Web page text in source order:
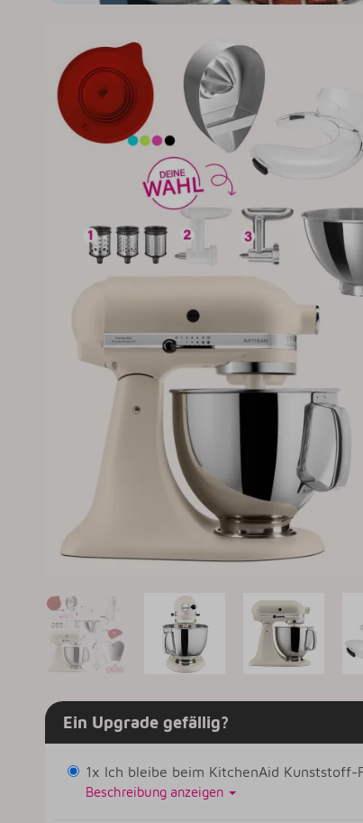
Ein Upgrade gefällig?
1x Ich bleibe beim KitchenAid Kunststoff-
Beschreibung anzeigen